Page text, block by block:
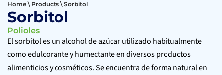
Home\ Products\Sorbitol
Sorbitol
Polioles
El sorbitol es un alcohol de azúcar utilizado habitualmente
como edulcorante y humectante en diversos productos
alimenticios y cosméticos. Se encuentra de forma natural en